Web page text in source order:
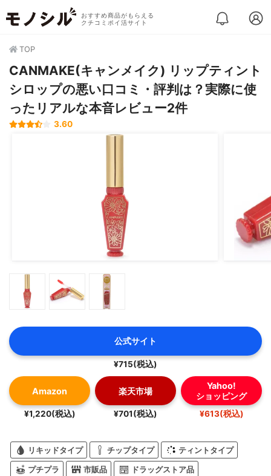
おすすめ商品がもらえる
クチコミポイ活サイト
TOP
CANMAKE(キャンメイク) リップティント
シロップの悪い口コミ・評判は？実際に使
ったリアルな本音レビュー2件
3.60
公式サイト
¥715(税込)
Amazon
¥1,220(税込)
楽天市場
¥701(税込)
Yahoo!
ショッピング
¥613(税込)
リキッドタイプ チップタイプ ティントタイプ
プチプラ 市販品 ドラッグストア品